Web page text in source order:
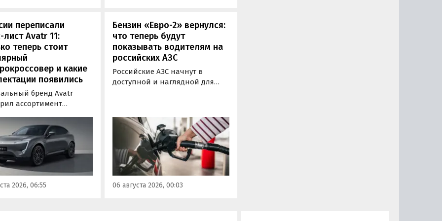
переписали
лист Avatr 11:
теперь стоит
и какие
появились
бренд Avatr
ассортимент
Avatr 11 в России
2026 года. Вместе с
его прайс-листа
единственное
исполнение,
цена модели
на 760 тыс. рублей,
2026, 06:55
Бензин «Евро-2» вернулся:
что теперь будут
показывать водителям на
российских АЗС
Российские АЗС начнут в
доступной и наглядной для
отпускаемого топлива. Это
позволит автовладельцам
осознанно выбрать топливо
определенного класса — от
«Евро-2» до «Евро-5»,
сообщили в Минэнерго РФ.
06 августа 2026, 00:03